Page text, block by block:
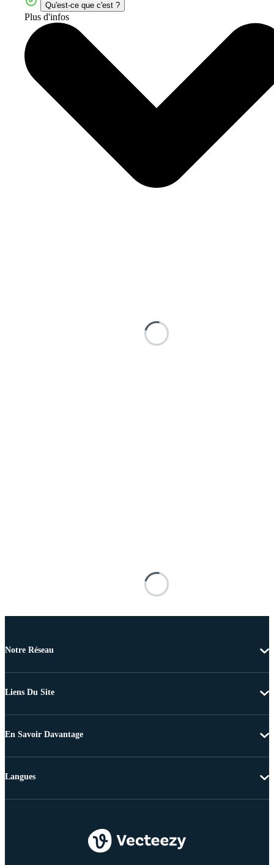
Qu'est-ce que c'est ?
Plus d'infos
Notre Réseau
Liens Du Site
En Savoir Davantage
Langues